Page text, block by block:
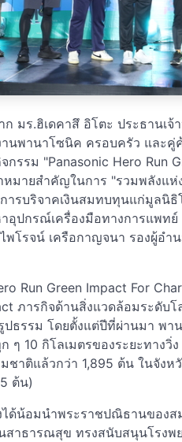
ก มร.ฮิเดคาสึ อิโตะ ประธาน
นพานาโซนิค ครอบครัว และ
กรรม "Panasonic Hero Run
หมายสำคัญในการ "รวมพลังแ
ารบริจาคเงินสมทบทุนแก่มูลนิธิ
อุปกรณ์เครื่องมือทางการแพท
โรจน์ เครือกาญจนา รองผู้อำ
Run Green Impact For
ภารกิจด้านสิ่งแวดล้อมระดั
ปธรรม โดยตั้งแต่ปีที่ผ่านมา พ
ๆ 10 กิโลเมตรของระยะทาง
ชาติแล้วกว่า 1,895 ต้น ในจัง
ต้น)
ได้น้อมนำพระราชปณิธานของส
าธารณสุข ทรงสนับสนุนโรง